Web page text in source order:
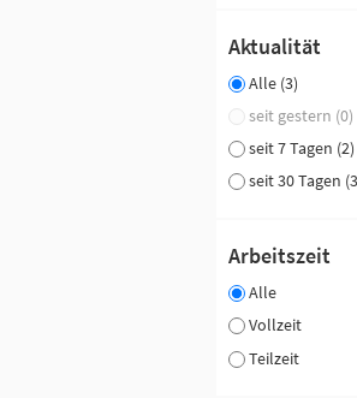
Aktualität
Alle (3)
seit gestern (0)
seit 7 Tagen (2)
seit 30 Tagen
Arbeitszeit
Alle
Vollzeit
Teilzeit